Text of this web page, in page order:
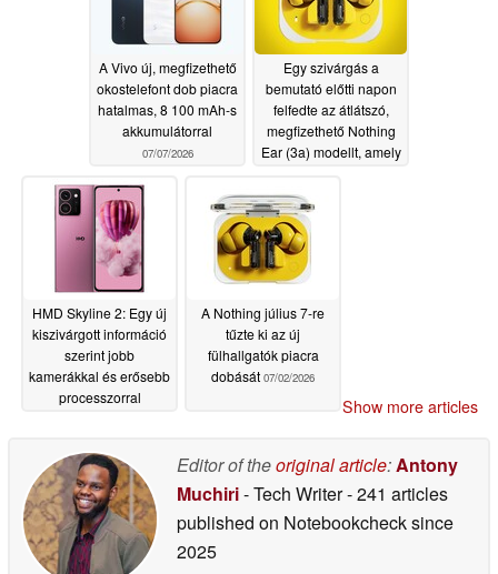
A Vivo új, megfizethető
okostelefont dob piacra
hatalmas, 8 100 mAh-s
akkumulátorral
07/07/2026
Egy szivárgás a
bemutató előtti napon
felfedte az átlátszó,
megfizethető Nothing
Ear (3a) modellt, amely
támogatással
rendelkezik
HMD Skyline 2: Egy új
kiszivárgott információ
szerint jobb
kamerákkal és erősebb
processzorral
A Nothing július 7-re
tűzte ki az új
fülhallgatók piacra
dobását 07/02/2026
Show more articles
Editor of theoriginal article:Antony
Muchiri- Tech Writer- 241 articles
published on Notebookchecksince
2025